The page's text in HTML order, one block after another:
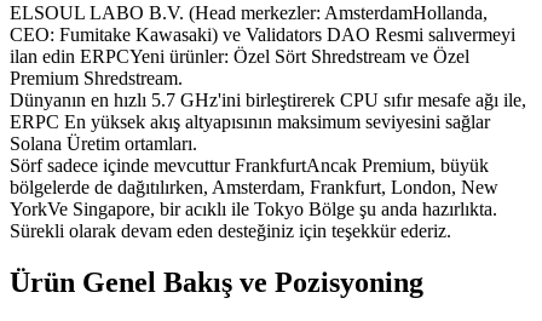
ELSOUL LABO B.V. (Head merkezler: AmsterdamHollanda,
CEO: Fumitake Kawasaki) ve Validators DAO Resmi salıvermeyi
ilan edin ERPCYeni ürünler: Özel Sört Shredstream ve Özel
Premium Shredstream.
Dünyanın en hızlı 5.7 GHz'ini birleştirerek CPU sıfır mesafe ağı ile,
ERPC En yüksek akış altyapısının maksimum seviyesini sağlar
Solana Üretim ortamları.
Sörf sadece içinde mevcuttur FrankfurtAncak Premium, büyük
bölgelerde de dağıtılırken, Amsterdam, Frankfurt, London, New
YorkVe Singapore, bir acıklı ile Tokyo Bölge şu anda hazırlıkta.
Sürekli olarak devam eden desteğiniz için teşekkür ederiz.
Ürün Genel Bakış ve Pozisyoning